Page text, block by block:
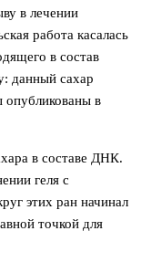
в лечении
работа касалась
в состав
данный сахар
опубликованы в
в составе ДНК.
геля с
этих ран начинал
точкой для